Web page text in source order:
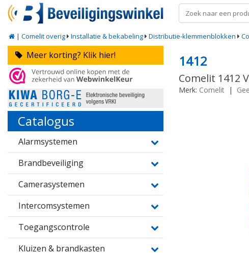
| Comelit overig Installatie & bekabeling Distributie-klemmenblokken
Meer korting? Klik hier!
Catalogus
Alarmsystemen
Brandbeveiliging
Camerasystemen
Intercomsystemen
Toegangscontrole
Kluizen & brandkasten
1412
Comelit 1412
Merk: Comelit |